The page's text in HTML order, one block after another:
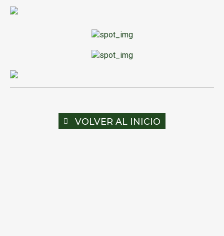
VOLVER AL INICIO